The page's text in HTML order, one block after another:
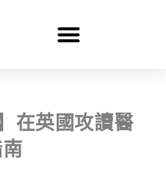
在英國攻讀醫